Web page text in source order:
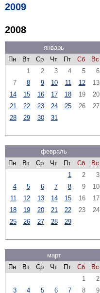
2009
2008
январь
Пн
Вт Ср Чт Пт Сб
Вс
1
2 3 4 5
6
7
8 9 10 11 12
13
14
15 16 17 18 19
20
21
22 23 24 25 26
27
28
29 30 31
февраль
Пн
Вт Ср Чт Пт Сб
Вс
1
2
3
4
5 6 7 8 9
10
11
12 13 14 15 16
17
18
19 20 21 22 23
24
25
26 27 28 29
март
Пн
Вт Ср Чт Пт Сб
Вс
1
2
3
4 5 6 7 8 9